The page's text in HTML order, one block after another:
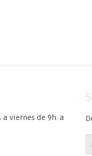
a viernes de 9h. a